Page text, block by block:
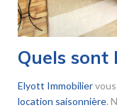
Quels sont
Elyott Immobilier
location saisonnière.